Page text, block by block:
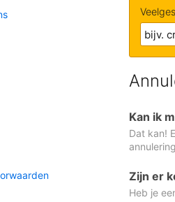
Kan ik
Dat kan!
Zijn er
Heb je